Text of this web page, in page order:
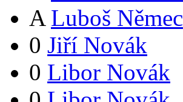
A Luboš Němec
0 Jiří Novák
0 Libor Novák